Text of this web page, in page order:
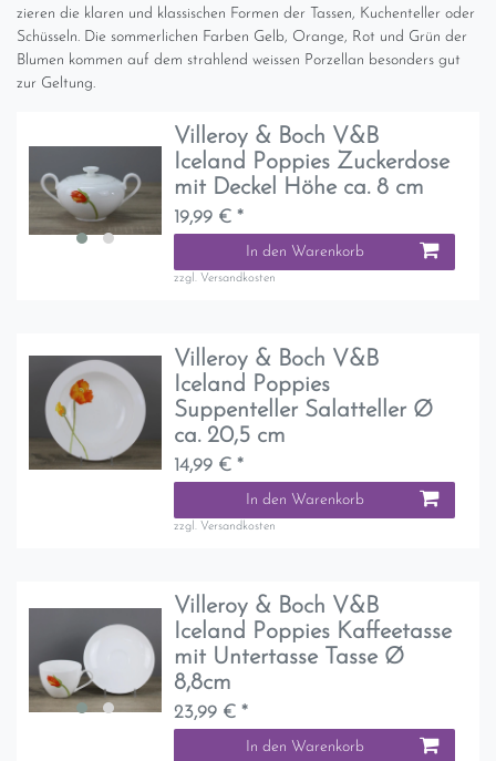
zieren die klaren und klassischen Formen der Tassen, Kuchenteller oder
Schüsseln. Die sommerlichen Farben Gelb, Orange, Rot und Grün der
Blumen kommen auf dem strahlend weissen Porzellan besonders gut
zur Geltung.
Villeroy & Boch V&B
Iceland Poppies Zuckerdose
mit Deckel Höhe ca. 8 cm
19,99 € *
In den Warenkorb
zzgl. Versandkosten
Villeroy & Boch V&B
Iceland Poppies
Suppenteller Salatteller Ø
ca. 20,5 cm
14,99 € *
In den Warenkorb
zzgl. Versandkosten
Villeroy & Boch V&B
Iceland Poppies Kaffeetasse
mit Untertasse Tasse Ø
8,8cm
23,99 € *
In den Warenkorb